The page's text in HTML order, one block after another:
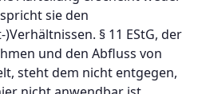
sie den
§ 11 EStG, der
und den Abfluss von
steht dem nicht entgegen,